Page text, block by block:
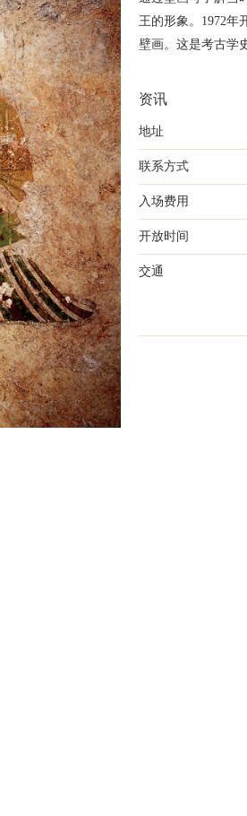
王的形象。1972年
壁画。这是考古学
资讯
地址
联系方式
入场费用
开放时间
交通